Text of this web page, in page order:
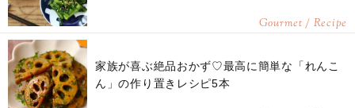
Gourmet / Recipe
家族が喜ぶ絶品おかず♡最高に簡単な「れんこ
ん」の作り置きレシピ5本